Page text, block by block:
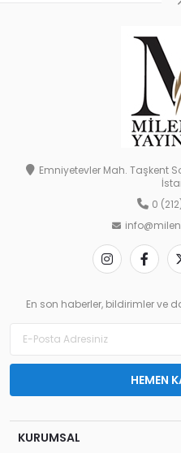
Emniyetevler Mah. Taşkent
0
En son haberler, bildirimler ve
HEMEN
KURUMSAL